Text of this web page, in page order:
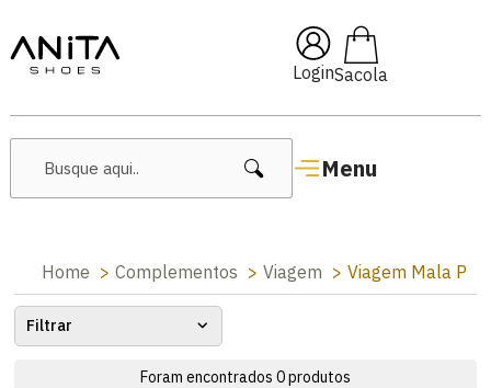
Login
Menu
🔥 Lançamentos Femininos
Home Complementos Viagem Viagem Mala P
Filtrar
Foram encontrados 0produtos